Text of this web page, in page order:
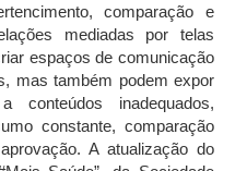
comparação e
mediadas por telas
espaços de comunicação
mas também podem expor
conteúdos inadequados,
constante, comparação
A atualização do